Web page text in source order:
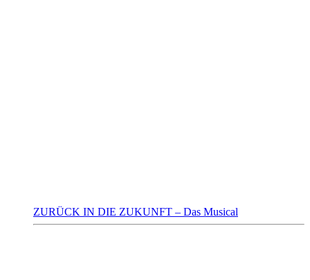
ZURÜCK IN DIE ZUKUNFT – Das Musical